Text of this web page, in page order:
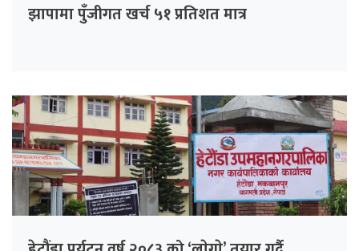
झापामा पुँजीगत खर्च ५१ प्रतिशत मात्र